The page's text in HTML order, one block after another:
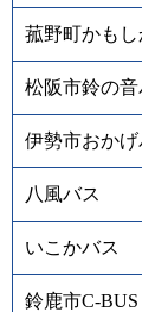
菰野町かも
松阪市鈴の音
伊勢市おかげ
八風バス
いこかバス
鈴鹿市C-BUS